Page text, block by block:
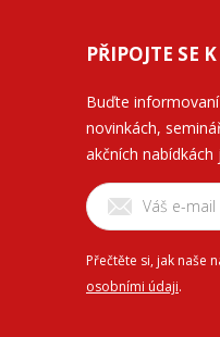
PŘIPOJTE SE
Buďte
novinkách,
akčních nabídkách
Přečtěte si, jak naše
osobními údaji.